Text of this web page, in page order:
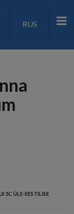
RUS
5C ÜLE-EESTILISE